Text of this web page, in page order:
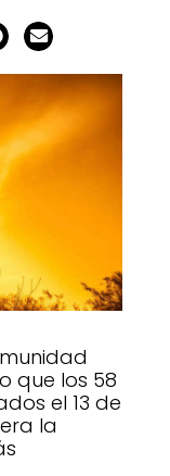
que los 58
el 13 de
la